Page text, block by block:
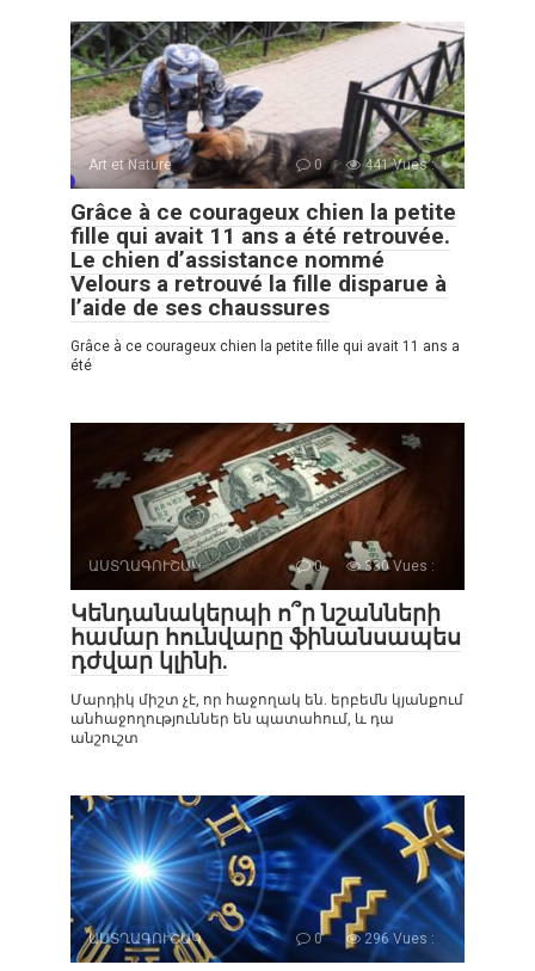
Art et Nature 0 441 Vues :
Grâce à ce courageux chien la petite
fille qui avait 11 ans a été retrouvée.
Le chien d’assistance nommé
Velours a retrouvé la fille disparue à
l’aide de ses chaussures
Grâce à ce courageux chien la petite fille qui avait 11 ans a
été
ԱՍՏՂԱԳՈՒՇԱԿ 0 330 Vues :
Կենդանակերպի ո՞ր նշանների
համար հունվարը ֆինանսապես
դժվար կլինի.
Մարդիկ միշտ չէ, որ հաջողակ են. երբեմն կյանքում
անհաջողություններ են պատահում, և դա
անշուշտ
ԱՍՏՂԱԳՈՒՇԱԿ 0 296 Vues :